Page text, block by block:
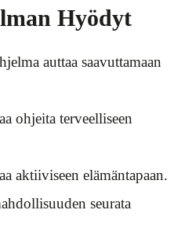
Hyödyt
auttaa saavuttamaan
ohjeita terveelliseen
aktiiviseen elämäntapaan.
seurata